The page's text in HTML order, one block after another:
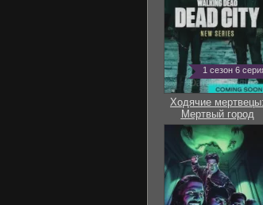
1 сезон 6
Ходячие мертвецы:
Мертвый город